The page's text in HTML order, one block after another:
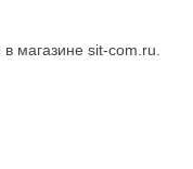
магазине sit-com.ru.